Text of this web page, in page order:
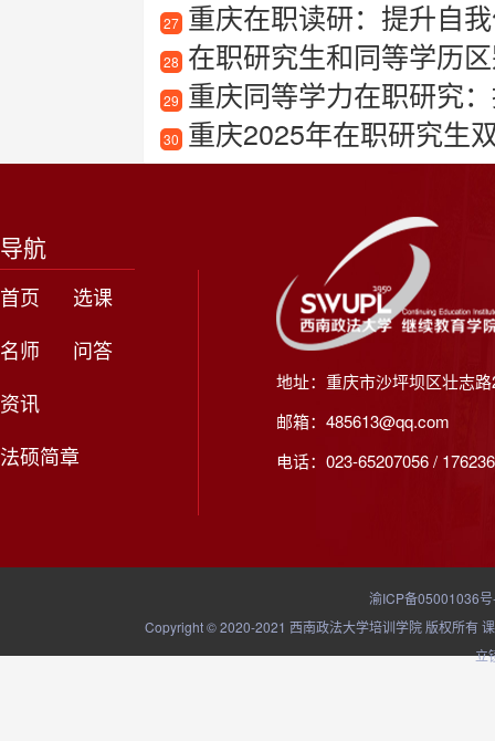
27 重庆在职读研：提升自
28 在职研究生和同等学历
29 重庆同等学力在职研究
30 重庆2025年在职研究生
导航
首页
选课
名师
问答
资讯
法硕简章
地址：重庆市沙坪坝区壮志
邮箱：485613@qq.com
电话：023-65207056 /
渝ICP备05001036
Copyright © 2020-2021 西南政法大学培训学院 版权所有
立